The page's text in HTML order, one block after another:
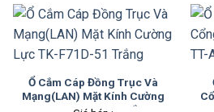
Ổ Cắm Cáp Đồng Trục Và
Mạng(LAN) Mặt Kính Cường
Lực TK-F71D-51 Trắng